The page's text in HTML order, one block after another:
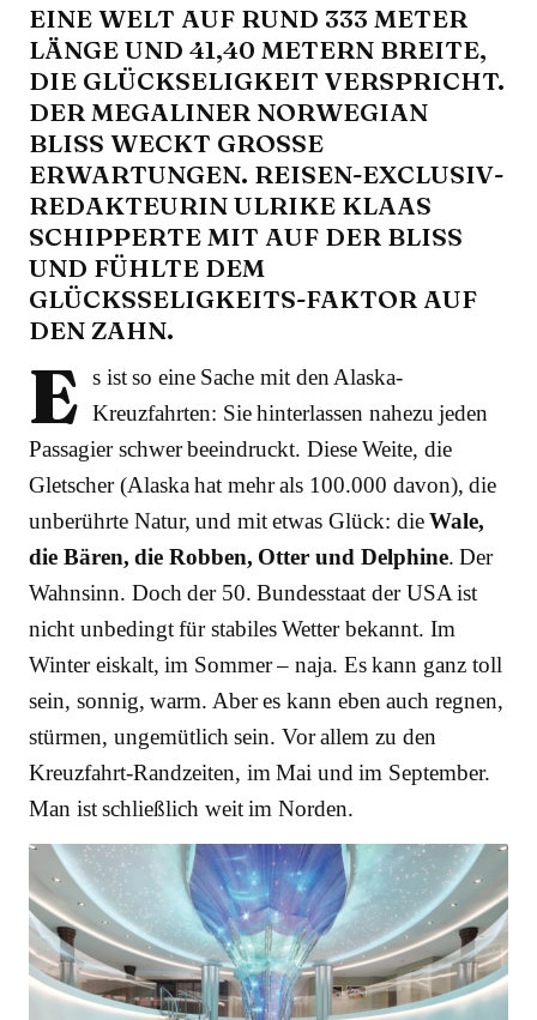
EINE WELT AUF RUND 333 METER
LÄNGE UND 41,40 METERN BREITE,
DIE GLÜCKSELIGKEIT VERSPRICHT.
DER MEGALINER NORWEGIAN
BLISS WECKT GROSSE E
RWARTUNGEN. REISEN-EXCLUSIV-R
EDAKTEURIN ULRIKE KLAAS S
CHIPPERTE MIT AUF DER BLISS U
ND FÜHLTE DEM G
LÜCKSSELIGKEITS-FAKTOR AUF D
EN ZAHN.
E s ist so eine Sache mit den Alaska-
Kreuzfahrten: Sie hinterlassen nahezu jeden
Passagier schwer beeindruckt. Diese Weite, die
Gletscher (Alaska hat mehr als 100.000 davon), die
unberührte Natur, und mit etwas Glück: dieWale,
die Bären, die Robben, Otter und Delphine. Der
Wahnsinn. Doch der 50. Bundesstaat der USA ist
nicht unbedingt für stabiles Wetter bekannt. Im
Winter eiskalt, im Sommer – naja. Es kann ganz toll
sein, sonnig, warm. Aber es kann eben auch regnen,
stürmen, ungemütlich sein. Vor allem zu den
Kreuzfahrt-Randzeiten, im Mai und im September.
Man ist schließlich weit im Norden.